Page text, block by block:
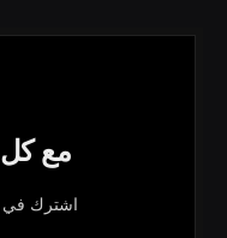
مع كل
اشترك في